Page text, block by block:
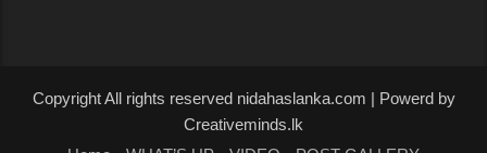
Copyright All rights reserved nidahaslanka.com | Powerd by
Creativeminds.lk